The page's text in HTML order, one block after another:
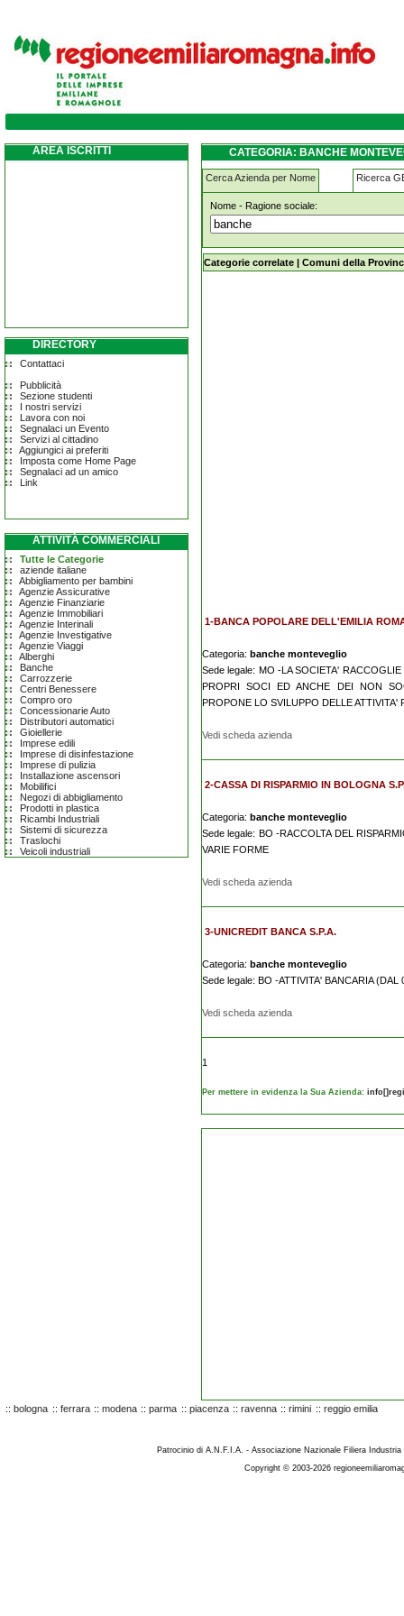
banche monteveglio
AREA ISCRITTI
DIRECTORY
Contattaci
Pubblicità
Sezione studenti
I nostri servizi
Lavora con noi
Segnalaci un Evento
Servizi al cittadino
Aggiungici ai preferiti
Imposta come Home Page
Segnalaci ad un amico
Link
ATTIVITÀ COMMERCIALI
Tutte le Categorie
aziende italiane
Abbigliamento per bambini
Agenzie Assicurative
Agenzie Finanziarie
Agenzie Immobiliari
Agenzie Interinali
Agenzie Investigative
Agenzie Viaggi
Alberghi
Banche
Carrozzerie
Centri Benessere
Compro oro
Concessionarie Auto
Distributori automatici
Gioiellerie
Imprese edili
Imprese di disinfestazione
Imprese di pulizia
Installazione ascensori
Mobilifici
Negozi di abbigliamento
Prodotti in plastica
Ricambi Industriali
Sistemi di sicurezza
Traslochi
Veicoli industriali
CATEGORIA: BANCHE
Cerca Azienda per Nome Ricerca
Nome - Ragione sociale:
banche monteveglio
Categorie correlate | Comuni della
1-BANCA POPOLARE DELL'EMILIA
Categoria: banche monteveglio
Sede legale: MO -LA SOCIETA'
PROPRI SOCI ED ANCHE DEI NON
PROPONE LO SVILUPPO DELLE
Vedi scheda azienda
2-CASSA DI RISPARMIO IN BOLOGNA
Categoria: banche monteveglio
Sede legale: BO -RACCOLTA DEL
VARIE FORME
Vedi scheda azienda
3-UNICREDIT BANCA S.P.A.
Categoria: banche monteveglio
Sede legale: BO -ATTIVITA' BANCARIA (DAL
Vedi scheda azienda
1
Per mettere in evidenza la Sua Azienda:
:: bologna :: ferrara :: modena :: parma :: piacenza :: ravenna :: rimini :: reggio emilia
Patrocinio di A.N.F.I.A. - Associazione Nazionale Filiera
Copyright © 2003-2026